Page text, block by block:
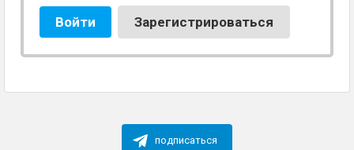
Войти Зарегистрироваться
подписаться